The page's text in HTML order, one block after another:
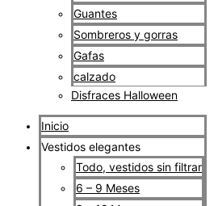
Guantes
Sombreros y gorras
Gafas
calzado
Disfraces Halloween
Inicio
Vestidos elegantes
Todo, vestidos sin filtrar
6 – 9 Meses